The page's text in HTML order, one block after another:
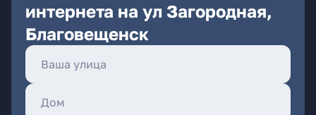
интернета на ул Загородная,
Благовещенск